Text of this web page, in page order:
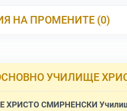
НА ПРОМЕНИТЕ (0)
УЧИЛИЩЕ
ХРИСТО СМИРНЕНСКИ